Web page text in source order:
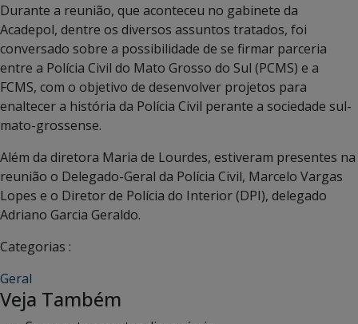
Durante a reunião, que aconteceu no gabinete da
Acadepol, dentre os diversos assuntos tratados, foi
conversado sobre a possibilidade de se firmar parceria
entre a Polícia Civil do Mato Grosso do Sul (PCMS) e a
FCMS, com o objetivo de desenvolver projetos para
enaltecer a história da Polícia Civil perante a sociedade sul-
mato-grossense.
Além da diretora Maria de Lourdes, estiveram presentes na
reunião o Delegado-Geral da Polícia Civil, Marcelo Vargas
Lopes e o Diretor de Polícia do Interior (DPI), delegado
Adriano Garcia Geraldo.
Categorias :
Geral
Veja Também